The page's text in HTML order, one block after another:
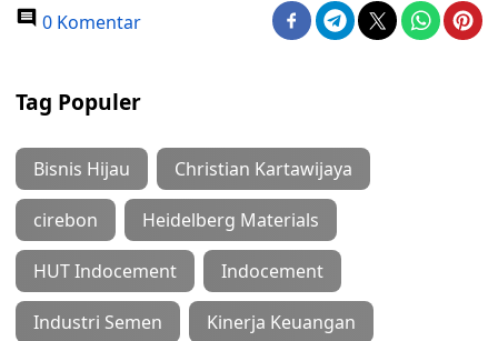
0 Komentar
Tag Populer
Bisnis Hijau Christian Kartawijaya
cirebon Heidelberg Materials
HUT Indocement Indocement
Industri Semen Kinerja Keuangan